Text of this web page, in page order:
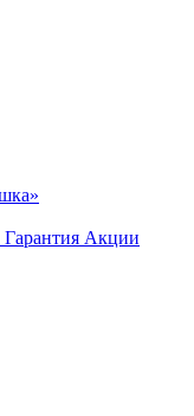
Гарантия Акции